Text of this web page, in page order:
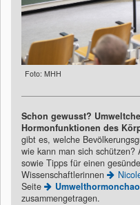
Foto: MHH
Schon gewusst?
Hormonfunktionen des
gibt es, welche
wie kann man sich
sowie Tipps für einen
Wissenschaftlerinnen
Seite
zusammengetragen.